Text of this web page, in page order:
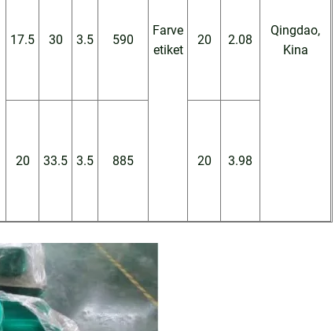
Farve
etiket
Qingdao,
Kina
17.5 30 3.5 590 20 2.08
20 33.5 3.5 885 20 3.98